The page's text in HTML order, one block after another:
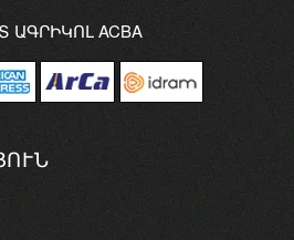
ԱԳՐԻԿՈԼ ACBA